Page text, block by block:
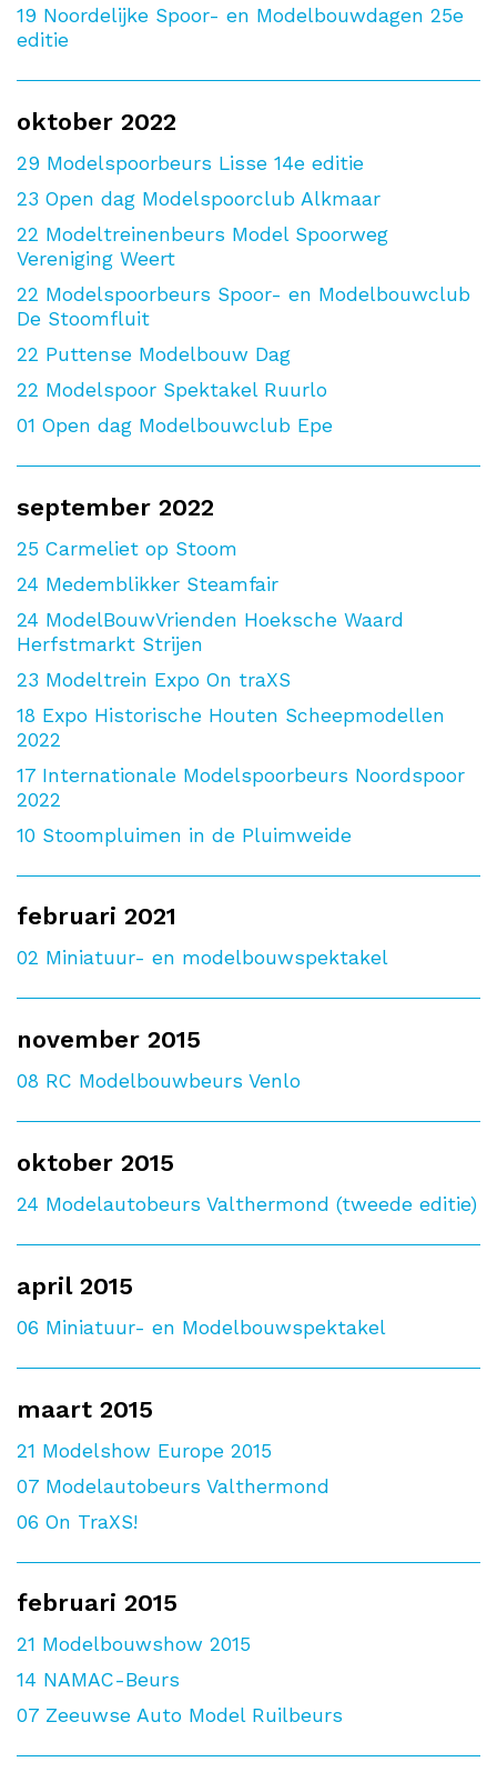
19 Noordelijke Spoor- en Modelbouwdagen 25e
editie
oktober 2022
29 Modelspoorbeurs Lisse 14e editie
23 Open dag Modelspoorclub Alkmaar
22 Modeltreinenbeurs Model Spoorweg
Vereniging Weert
22 Modelspoorbeurs Spoor- en Modelbouwclub
De Stoomfluit
22 Puttense Modelbouw Dag
22 Modelspoor Spektakel Ruurlo
01 Open dag Modelbouwclub Epe
september 2022
25 Carmeliet op Stoom
24 Medemblikker Steamfair
24 ModelBouwVrienden Hoeksche Waard
Herfstmarkt Strijen
23 Modeltrein Expo On traXS
18 Expo Historische Houten Scheepmodellen
2022
17 Internationale Modelspoorbeurs Noordspoor
2022
10 Stoompluimen in de Pluimweide
februari 2021
02 Miniatuur- en modelbouwspektakel
november 2015
08 RC Modelbouwbeurs Venlo
oktober 2015
24 Modelautobeurs Valthermond (tweede editie)
april 2015
06 Miniatuur- en Modelbouwspektakel
maart 2015
21 Modelshow Europe 2015
07 Modelautobeurs Valthermond
06 On TraXS!
februari 2015
21 Modelbouwshow 2015
14 NAMAC-Beurs
07 Zeeuwse Auto Model Ruilbeurs